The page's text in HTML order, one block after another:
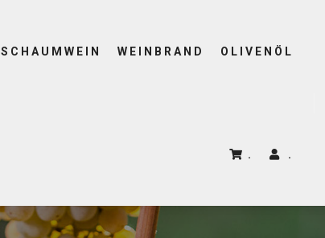
SCHAUMWEIN WEINBRAND OLIVENÖL
. .
NORDWINE